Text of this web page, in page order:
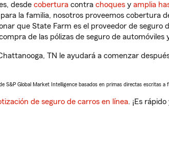
desde cobertura contra choques y amplia
la familia, nosotros proveemos cobertura
que State Farm es el proveedor de seguro
de las pólizas de seguro de automóviles
TN le ayudará a comenzar
S&P Global Market Intelligence basados en primas directas escritas a
de seguro de carros en línea. ¡Es